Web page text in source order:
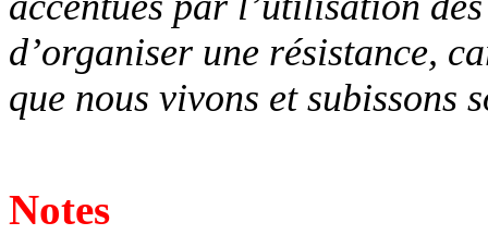
d’organiser une résistance,
que nous vivons et subissons
Notes